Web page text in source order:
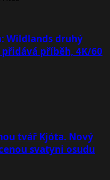
Wildlands druhý
příběh, 4K/60
tvář Kjóta. Nový
svatyni osudu